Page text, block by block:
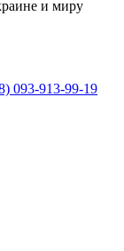
и миру
093-913-99-19